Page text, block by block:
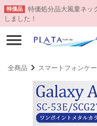
特価品
特価処分品大風量ネッ
しました！
全商品 スマートフォンケ